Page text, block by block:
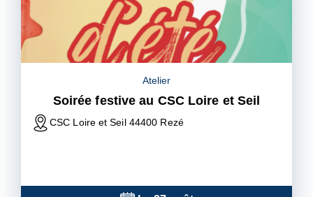
Soirée festive au CSC Loire et Seil
Atelier
CSC Loire et Seil 44400 Rezé